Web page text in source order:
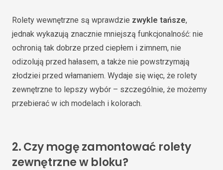
Rolety wewnętrzne są wprawdzie zwykle tańsze,
jednak wykazują znacznie mniejszą funkcjonalność: nie
ochronią tak dobrze przed ciepłem i zimnem, nie
odizolują przed hałasem, a także nie powstrzymają
złodziei przed włamaniem. Wydaje się więc, że rolety
zewnętrzne to lepszy wybór – szczególnie, że możemy
przebierać w ich modelach i kolorach.
2.Czy mogę zamontować rolety
zewnętrzne w bloku?